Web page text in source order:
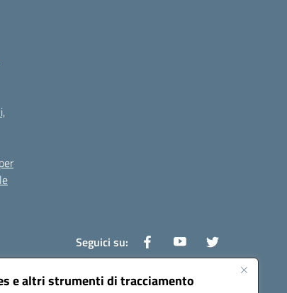
e altri strumenti di tracciamento
Seguici su: